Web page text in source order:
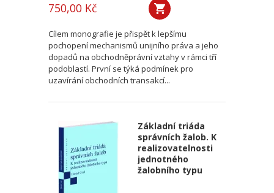
750,00 Kč
Cílem monografie je přispět k lepšímu
pochopení mechanismů unijního práva a jeho
dopadů na obchodněprávní vztahy v rámci tří
podoblastí. První se týká podmínek pro
uzavírání obchodních transakcí...
Základní triáda
správních žalob. K
realizovatelnosti
jednotného
žalobního typu